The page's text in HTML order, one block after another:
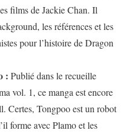
films de Jackie Chan. Il
les références et les
pour l’histoire de Dragon
: Publié dans le recueille
vol. 1, ce manga est encore
Certes, Tongpoo est un robot
forme avec Plamo et les